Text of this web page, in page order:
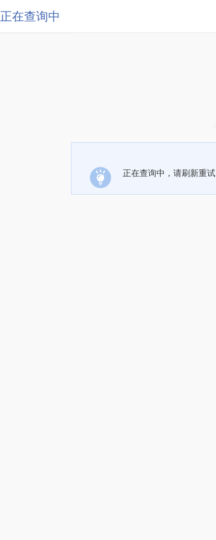
正在查询中
正在查询中，请刷新重试